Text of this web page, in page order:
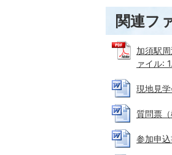
関連フ
加須駅
ァイル:
現地見
質問票
参加申